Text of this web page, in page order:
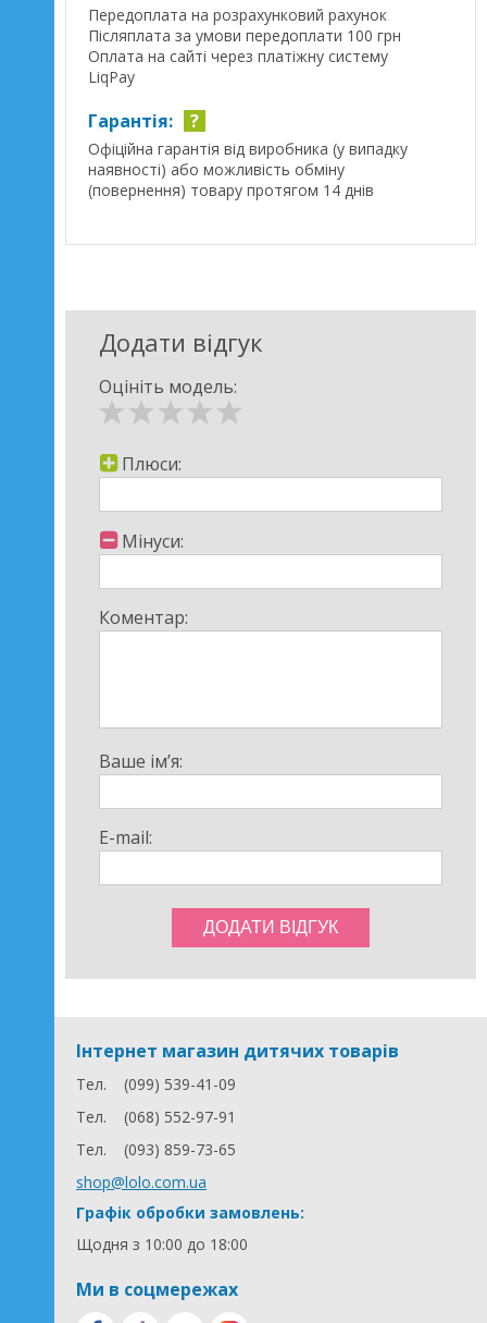
Передоплата на розрахунковий рахунок
Післяплата за умови передоплати 100 грн
Оплата на сайті через платіжну систему
LiqPay
Гарантія: ?
Офіційна гарантія від виробника (у випадку
наявності) або можливість обміну
(повернення) товару протягом 14 днів
Додати відгук
Оцініть модель:
Плюси:
Мінуси:
Коментар:
Ваше ім’я:
E-mail:
Інтернет магазин дитячих товарів
Тел.
(099) 539-41-09
Тел.
(068) 552-97-91
Тел.
(093) 859-73-65
shop@lolo.com.ua
Графік обробки замовлень:
Щодня з 10:00 до 18:00
Ми в соцмережах